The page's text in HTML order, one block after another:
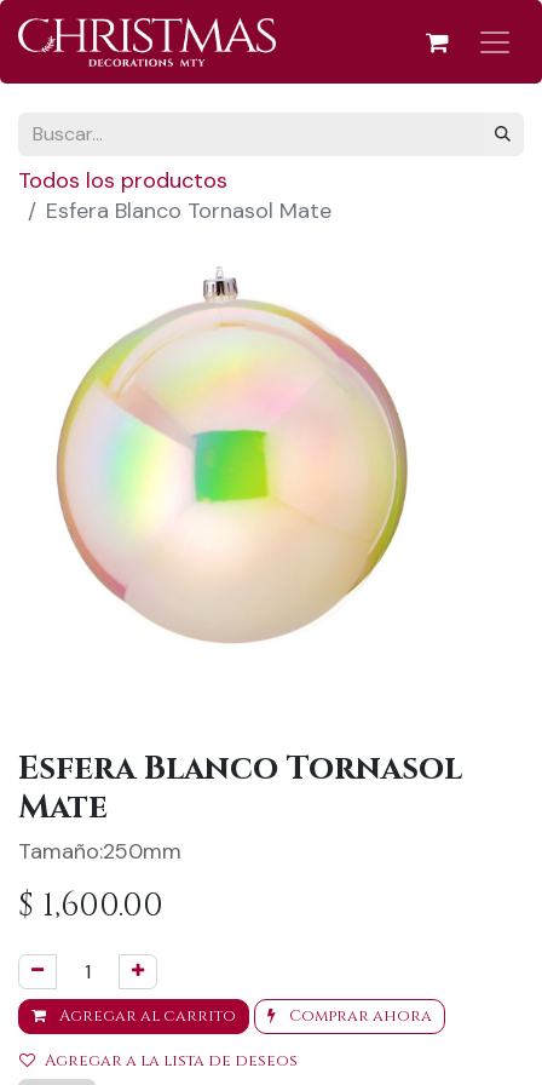
Todos los productos
Esfera Blanco Tornasol Mate
Esfera Blanco Tornasol
Mate
Tamaño:250mm
$ 1,600.00
Agregar al carrito Comprar ahora
Agregar a la lista de deseos